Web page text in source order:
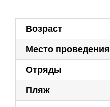
Возраст
Место проведения
Отряды
Пляж